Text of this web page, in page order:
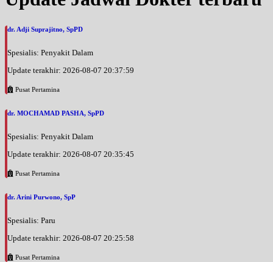
dr. Adji Suprajitno, SpPD
Spesialis: Penyakit Dalam
Update terakhir: 2026-08-07 20:37:59
Pusat Pertamina
dr. MOCHAMAD PASHA, SpPD
Spesialis: Penyakit Dalam
Update terakhir: 2026-08-07 20:35:45
Pusat Pertamina
dr. Arini Purwono, SpP
Spesialis: Paru
Update terakhir: 2026-08-07 20:25:58
Pusat Pertamina